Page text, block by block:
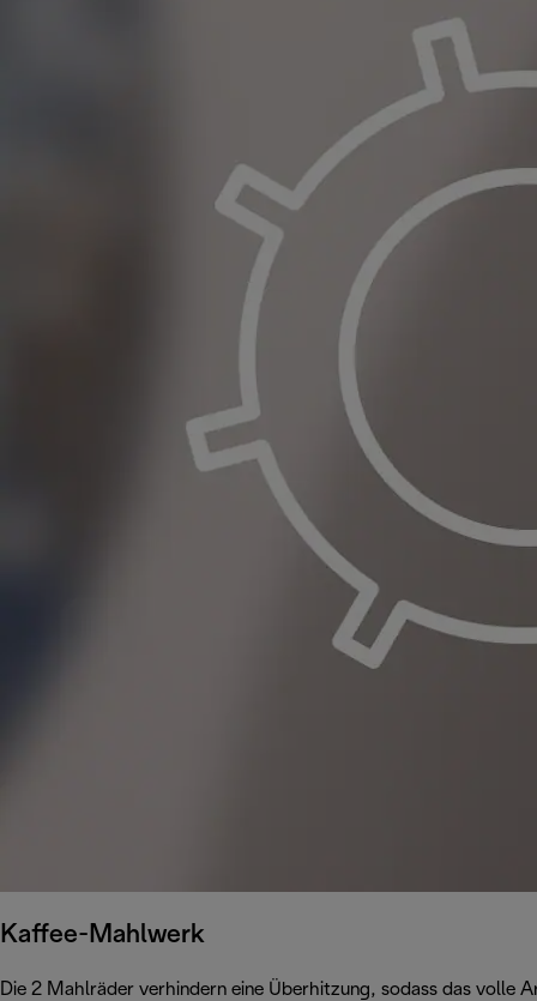
Kaffee-Mahlwerk
Die 2 Mahlräder verhindern eine Überhitzung, sodass das volle